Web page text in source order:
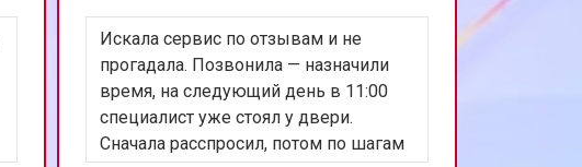
от 2000 ₽ Заказать
от 3250 ₽
Искала сервис по отзывам и не
прогадала. Позвонила — назначили
время, на следующий день в 11:00
специалист уже стоял у двери.
Сначала расспросил, потом по шагам